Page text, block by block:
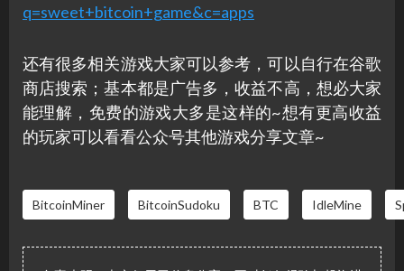
q=sweet+bitcoin+game&c=apps
还有很多相关游戏大家可以参考，可以自行在谷歌
商店搜索；基本都是广告多，收益不高，想必大家
能理解，免费的游戏大多是这样的~想有更高收益
的玩家可以看看公众号其他游戏分享文章~
BitcoinMiner BitcoinSudoku BTC IdleMine